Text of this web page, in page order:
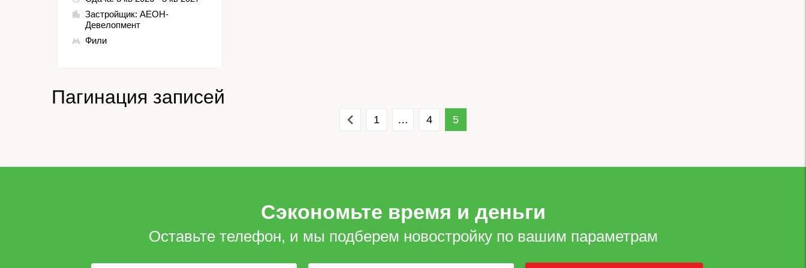
Застройщик: АЕОН-
Девелопмент
Фили
Пагинация записей
1 … 4 5
Сэкономьте время и деньги
Оставьте телефон, и мы подберем новостройку по вашим параметрам